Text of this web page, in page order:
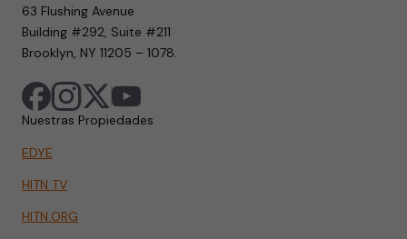
63 Flushing Avenue
Building #292, Suite #211
Brooklyn, NY 11205 – 1078.
Nuestras Propiedades
EDYE
HITN TV
HITN.ORG